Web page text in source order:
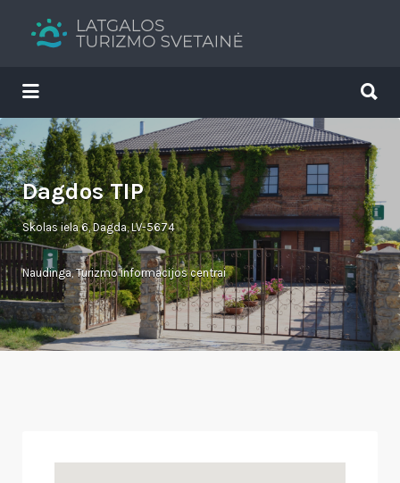
Tavs brīvdienu ceļvedis
Search
for:
for:
Dagdos TIP
Skolas iela 6, Dagda, LV-5674
Naudinga,Turizmo informacijos centrai